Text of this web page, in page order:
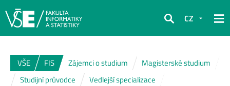
Hledat
CZ
VŠE FIS Zájemci o studium
Magisterské studium
Studijní průvodce
Vedlejší specializace